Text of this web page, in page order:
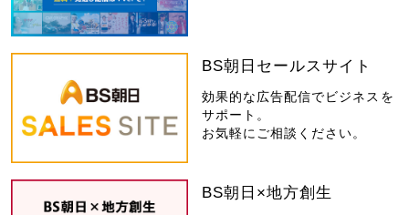
BS朝日セールスサイト
効果的な広告配信でビジネスを
サポート。
お気軽にご相談ください。
BS朝日×地方創生